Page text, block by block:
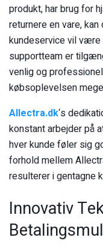
produkt, har brug for
returnere en vare, kan
kundeservice vil
supportteam er
venlig og
købsoplevelsen
Allectra.dk‘s
konstant arbejder på
hver kunde føler sig
forhold mellem
resulterer i gentagne
Innovativ